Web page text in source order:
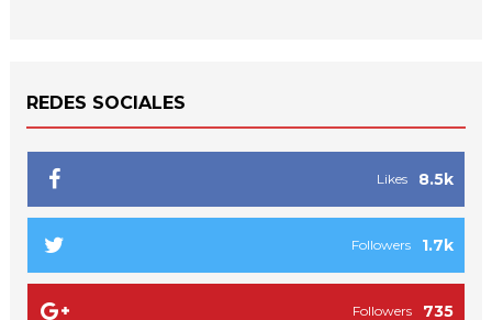
REDES SOCIALES
8.5k
Likes
1.7k
Followers
735
Followers